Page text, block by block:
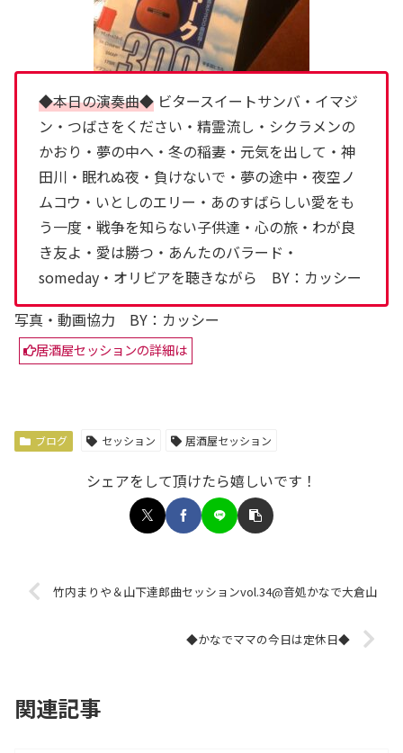
◆本日の演奏曲◆ ビタースイートサンバ・イマジ
ン・つばさをください・精霊流し・シクラメンの
かおり・夢の中へ・冬の稲妻・元気を出して・神
田川・眠れぬ夜・負けないで・夢の途中・夜空ノ
ムコウ・いとしのエリー・あのすばらしい愛をも
う一度・戦争を知らない子供達・心の旅・わが良
き友よ・愛は勝つ・あんたのバラード・
someday・オリビアを聴きながら BY：カッシー
写真・動画協力 BY：カッシー
居酒屋セッションの詳細は
ブログ セッション 居酒屋セッション
シェアをして頂けたら嬉しいです！
竹内まりや＆山下達郎曲セッションvol.34@音処かなで大倉山
◆かなでママの今日は定休日◆
関連記事